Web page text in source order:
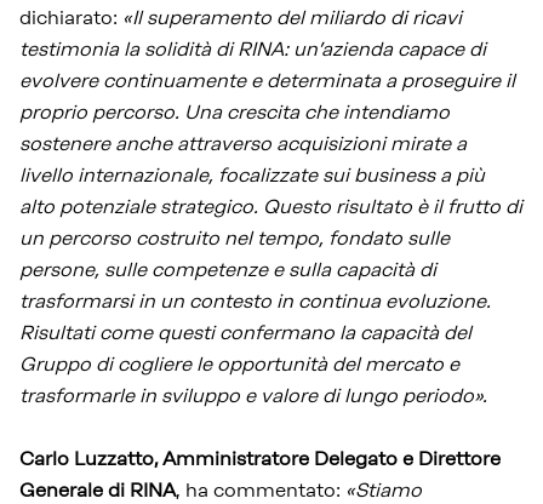
dichiarato: «Il superamento del miliardo di ricavi
testimonia la solidità di RINA: un’azienda capace di
evolvere continuamente e determinata a proseguire il
proprio percorso. Una crescita che intendiamo
sostenere anche attraverso acquisizioni mirate a
livello internazionale, focalizzate sui business a più
alto potenziale strategico. Questo risultato è il frutto di
un percorso costruito nel tempo, fondato sulle
persone, sulle competenze e sulla capacità di
trasformarsi in un contesto in continua evoluzione.
Risultati come questi confermano la capacità del
Gruppo di cogliere le opportunità del mercato e
trasformarle in sviluppo e valore di lungo periodo».
Carlo Luzzatto, Amministratore Delegato e Direttore
Generale di RINA, ha commentato: «Stiamo